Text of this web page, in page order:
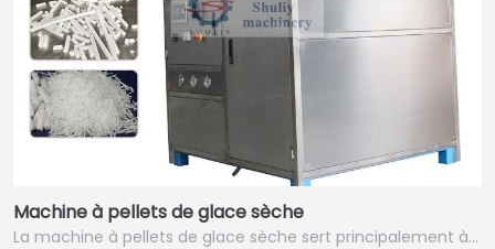
Machine à pellets de glace sèche
La machine à pellets de glace sèche sert principalement à…